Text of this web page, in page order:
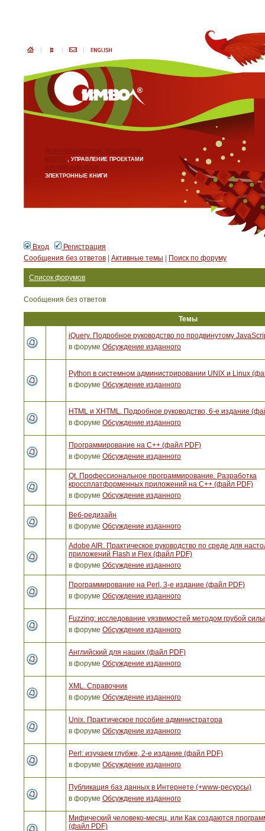
ИНФОРМАЦИОННЫЕ ТЕХНОЛОГИИ
БИЗНЕС, УПРАВЛЕНИЕ ПРОЕКТАМИ
АНГЛИЙСКИЙ ЯЗЫК
ЭЛЕКТРОННЫЕ КНИГИ
Вход
Регистрация
Сообщения без ответов
Активные темы Поиск по форуму
Список форумов
Сообщения без ответов
Темы
jQuery. Подробное руководство по продвинутому
в форуме Обсуждение изданного
Python в системном администрировании UNIX и Linux
в форуме Обсуждение изданного
HTML и XHTML. Подробное руководство, 6-е издание
в форуме Обсуждение изданного
Программирование на C++ (файл PDF)
в форуме Обсуждение изданного
Qt. Профессиональное программирование. Разработка
кроссплатформенных приложений на С++ (файл PDF)
в форуме Обсуждение изданного
Веб-редизайн
в форуме Обсуждение изданного
Adobe AIR. Практическое руководство по среде для
приложений Flash и Flex (файл PDF)
в форуме Обсуждение изданного
Программирование на Perl, 3-е издание (файл PDF)
в форуме Обсуждение изданного
Fuzzing: исследование уязвимостей методом грубой
в форуме Обсуждение изданного
Английский для наших (файл PDF)
в форуме Обсуждение изданного
XML. Справочник
в форуме Обсуждение изданного
Unix. Практическое пособие администратора
в форуме Обсуждение изданного
Perl: изучаем глубже, 2-е издание (файл PDF)
в форуме Обсуждение изданного
Публикация баз данных в Интернете (+www-ресурсы)
в форуме Обсуждение изданного
Мифический человеко-месяц, или Как создаются
(файл PDF)